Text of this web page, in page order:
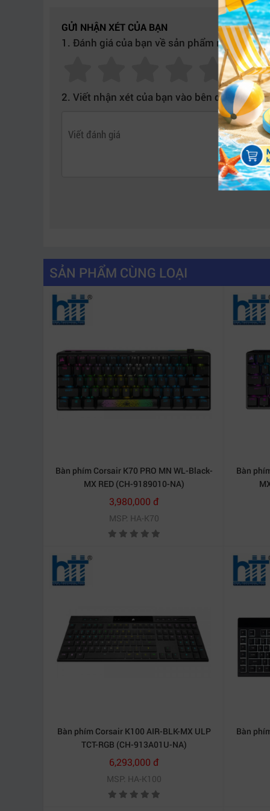
Có thể sử dụng lâu đến hơn 15 giờ đồng hồ
Corsair K63 Wireless – Cherry MX Red
với khả
Bộ phím chức năng và âm lượng
Với một loạt phím chức năng để điều khiển,
không nào. Hơn nữa với nút khóa Window,
GỬI NHẬN XÉT CỦA BẠN
1. Đánh giá của bạn về sản phẩm này:
2. Viết nhận xét của bạn vào bên dưới:
SẢN PHẨM CÙNG LOẠI
Bàn phím Corsair K70 PRO MN WL-Black-
MX RED (CH-9189010-NA)
3,980,000 đ
MSP: HA-K70
Bàn
Bàn phím Corsair K100 AIR-BLK-MX ULP
TCT-RGB (CH-913A01U-NA)
6,293,000 đ
MSP: HA-K100
Bàn